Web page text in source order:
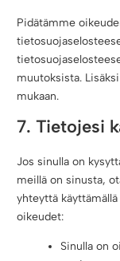
Pidätämme
muutoksista.
mukaan.
7. Tietojesi
Jos sinulla on
meillä on sinusta,
yhteyttä
oikeudet:
Sinulla on